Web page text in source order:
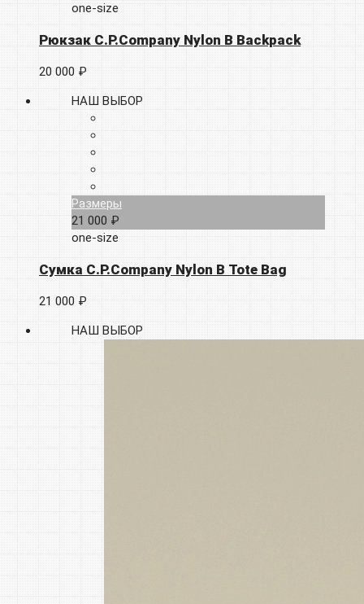
one-size
Рюкзак C.P.Company Nylon B Backpack
20 000 ₽
НАШ ВЫБОР
Размеры
21 000 ₽
one-size
Сумка C.P.Company Nylon B Tote Bag
21 000 ₽
НАШ ВЫБОР